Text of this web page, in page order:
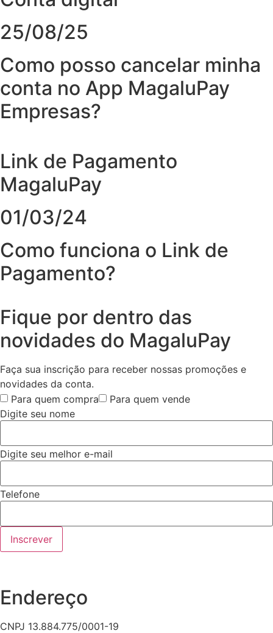
25/08/25
Como posso cancelar minha
conta no App MagaluPay
Empresas?
Link de Pagamento
MagaluPay
01/03/24
Como funciona o Link de
Pagamento?
Fique por dentro das
novidades do MagaluPay
Faça sua inscrição para receber nossas promoções e
novidades da conta.
Para quem compra
Para quem vende
Digite seu nome
Digite seu melhor e-mail
Telefone
Inscrever
Endereço
CNPJ 13.884.775/0001-19